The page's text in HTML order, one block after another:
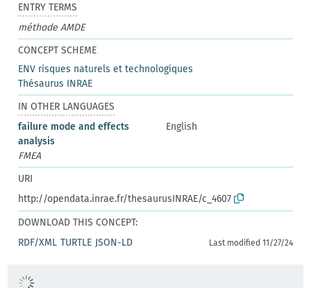
ENTRY TERMS
méthode AMDE
CONCEPT SCHEME
ENV risques naturels et technologiques
Thésaurus INRAE
IN OTHER LANGUAGES
failure mode and effects
analysis
English
FMEA
URI
http://opendata.inrae.fr/thesaurusINRAE/c_4607
DOWNLOAD THIS CONCEPT:
RDF/XML TURTLE JSON-LD Last modified 11/27/24